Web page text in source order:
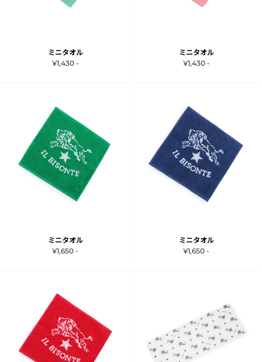
ミニタオル
¥1,430 -
ミニタオル
¥1,430 -
ミニタオル
¥1,650 -
ミニタオル
¥1,650 -